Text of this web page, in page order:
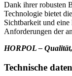
Dank ihrer robusten
Technologie bietet
Sichtbarkeit und eine
Anforderungen der
HORPOL –
Technische daten